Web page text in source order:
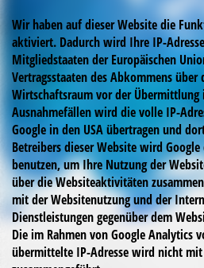
Wir haben auf dieser Website die
aktiviert. Dadurch wird Ihre IP-
Mitgliedstaaten der Europäischen
Vertragsstaaten des Abkommens über
Wirtschaftsraum vor der Übermittlung
Ausnahmefällen wird die volle IP-
Google in den USA übertragen und
Betreibers dieser Website wird
benutzen, um Ihre Nutzung der
über die Websiteaktivitäten
mit der Websitenutzung und der
Dienstleistungen gegenüber dem
Die im Rahmen von Google Analytics
übermittelte IP-Adresse wird nicht mit